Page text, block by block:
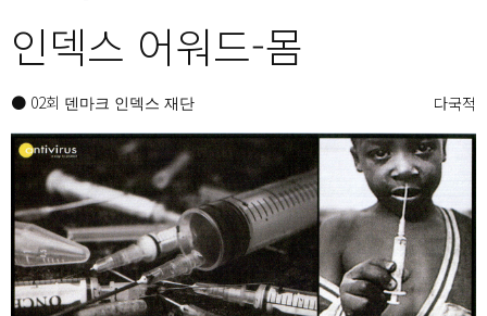
인덱스 어워드-몸
● 02회 덴마크 인덱스 재단 다국적